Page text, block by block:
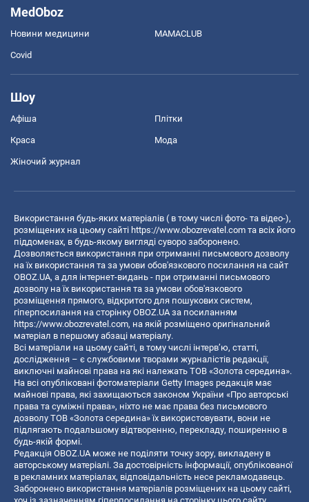
MedOboz
Новини медицини MAMACLUB
Covid
Шоу
Афіша Плітки
Краса Мода
Жіночий журнал
Використання будь-яких матеріалів ( в тому числі фото- та відео-),
розміщених на цьому сайті https://www.obozrevatel.com та всіх його
піддоменах, в будь-якому вигляді суворо заборонено.
Дозволяється використання при отриманні письмового дозволу
на їх використання та за умови обов'язкового посилання на сайт
OBOZ.UA, а для інтернет-видань - при отриманні письмового
дозволу на їх використання та за умови обов'язкового
розміщення прямого, відкритого для пошукових систем,
гіперпосилання на сторінку OBOZ.UA за посиланням
https://www.obozrevatel.com, на якій розміщено оригінальний
матеріал в першому абзаці матеріалу.
Всі матеріали на цьому сайті, в тому числі інтерв’ю, статті,
дослідження – є службовими творами журналістів редакції,
виключні майнові права на які належать ТОВ «Золота середина».
На всі опубліковані фотоматеріали Getty Images редакція має
майнові права, які захищаються законом України «Про авторські
права та суміжні права», ніхто не має права без письмового
дозволу ТОВ «Золота середина» їх використовувати, вони не
підлягають подальшому відтворенню, перекладу, поширенню в
будь-якій формі.
Редакція OBOZ.UA може не поділяти точку зору, викладену в
авторському матеріалі. За достовірність інформації, опублікованої
в рекламних матеріалах, відповідальність несе рекламодавець.
Заборонено використання матеріалів розміщених на цьому сайті,